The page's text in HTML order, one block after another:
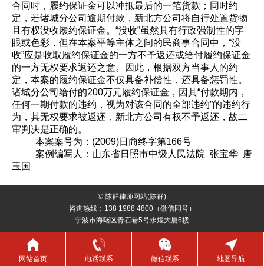
合同时，履约保证金可以冲抵最后的一笔货款；同时约
定，若诸城分公司逾期付款，新北方公司将自行处置货物
且有权没收履约保证金。“没收”虽然具有行政强制性的字
眼或色彩，但在本案平等主体之间的民商事合同中，“没
收”应是收取履约保证金的一方不予返还或给付履约保证金
的一方无权要求返还之意。因此，根据双方当事人的约
定，本案的履约保证金不仅具备补偿性，还具备惩罚性。
诸城分公司给付的200万元履约保证金，因其“付款期内，
任何一期付款的违约，视为对该合同的全部违约”的违约行
为，其无权要求被返还，新北方公司有权不予返还，故二
审判决是正确的。
本案案号为：(2009)日商终字第166号
案例编写人：山东省日照市中级人民法院 张宝华 唐
玉国
© 陈群律师网站(陈群)
咨询热线：138 1988 4800（微信同号）
宁波市海曙区青石巷5号永煌大厦6楼
网站首页 电话联系 微信联系 地图导航